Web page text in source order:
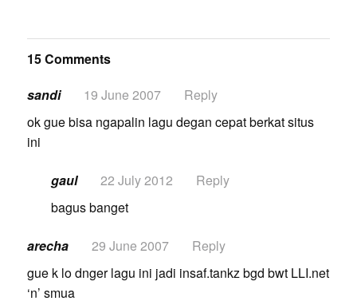
15 Comments
sandi
19 June 2007
Reply
ok gue bisa ngapalin lagu degan cepat berkat situs
ini
gaul 22 July 2012
Reply
bagus banget
arecha 29 June 2007
Reply
gue k lo dnger lagu ini jadi insaf.tankz bgd bwt LLI.net
‘n’ smua